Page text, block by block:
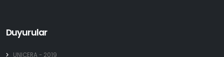
Duyurular
UNICERA - 2019